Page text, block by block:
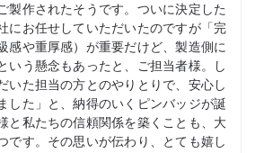
製作されたそうです。ついに決定した
にお任せしていただいたのですが「完
感や重厚感）が重要だけど、製造側に
いう懸念もあったと、ご担当者様。し
いた担当の方とのやりとりで、安心し
した」と、納得のいくピンバッジが誕
と私たちの信頼関係を築くことも、大
です。その思いが伝わり、とても嬉し